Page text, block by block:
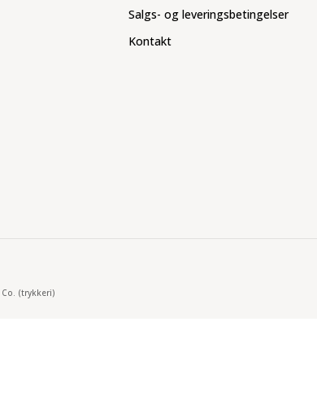
Salgs- og leveringsbetingelser
Kontakt
(trykkeri)